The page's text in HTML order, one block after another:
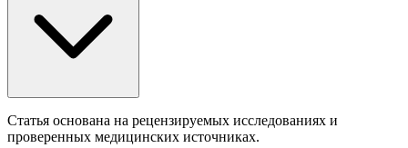
Статья основана на рецензируемых исследованиях и
проверенных медицинских источниках.